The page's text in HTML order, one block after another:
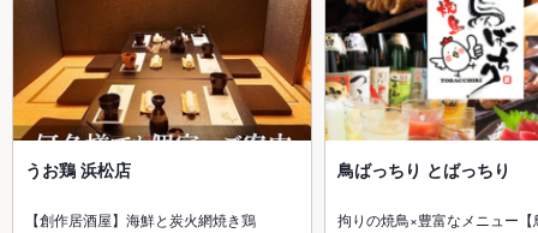
うお鶏 浜松店
【創作居酒屋】海鮮と炭火網焼き鶏
鳥ばっちり とばっちり
拘りの焼鳥×豊富なメニュー